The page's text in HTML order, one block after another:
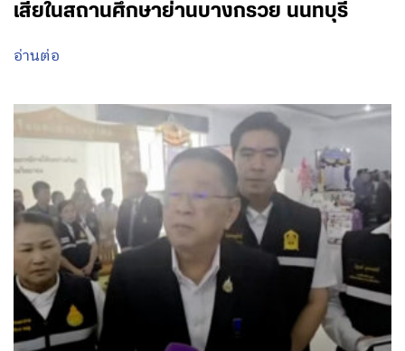
เสียในสถานศึกษาย่านบางกรวย นนทบุรี
อ่านต่อ